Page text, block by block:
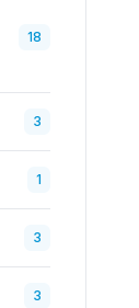
18
3
1
3
3